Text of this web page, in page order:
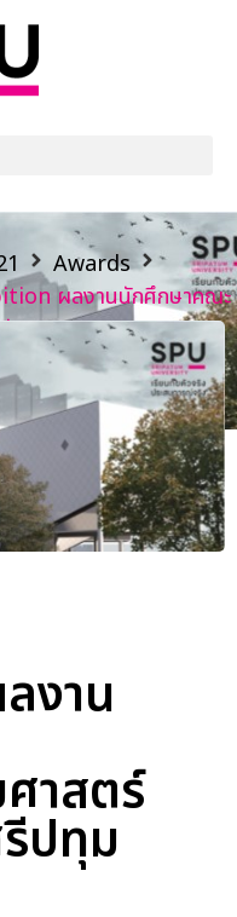
Awards
ผลงานนักศึกษาคณะ
ปทุม
งาน
าสตร์
ปทุม